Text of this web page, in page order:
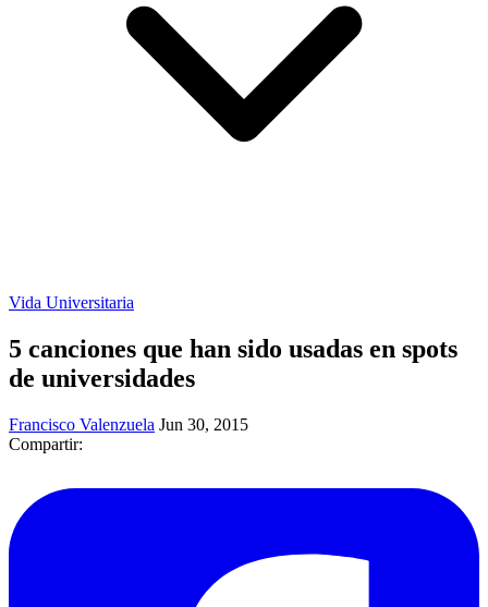
Vida Universitaria
5 canciones que han sido usadas en spots
de universidades
Francisco Valenzuela Jun 30, 2015
Compartir: